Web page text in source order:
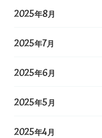
2025年8月
2025年7月
2025年6月
2025年5月
2025年4月